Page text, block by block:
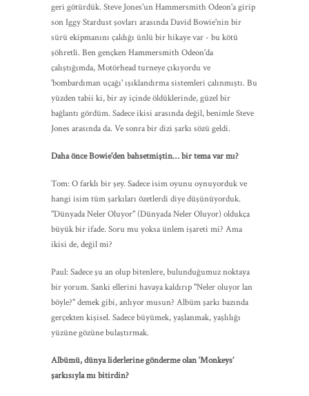
geri götürdük. Steve Jones'un Hammersmith Odeon'a girip
son Iggy Stardust şovları arasında David Bowie'nin bir
sürü ekipmanını çaldığı ünlü bir hikaye var - bu kötü
şöhretli. Ben gençken Hammersmith Odeon'da
çalıştığımda, Motörhead turneye çıkıyordu ve
'bombardıman uçağı' ışıklandırma sistemleri çalınmıştı. Bu
yüzden tabii ki, bir ay içinde öldüklerinde, güzel bir
bağlantı gördüm. Sadece ikisi arasında değil, benimle Steve
Jones arasında da. Ve sonra bir dizi şarkı sözü geldi.
Daha önce Bowie'den bahsetmiştin… bir tema var mı?
Tom: O farklı bir şey. Sadece isim oyunu oynuyorduk ve
hangi isim tüm şarkıları özetlerdi diye düşünüyorduk.
"Dünyada Neler Oluyor" (Dünyada Neler Oluyor) oldukça
büyük bir ifade. Soru mu yoksa ünlem işareti mi? Ama
ikisi de, değil mi?
Paul: Sadece şu an olup bitenlere, bulunduğumuz noktaya
bir yorum. Sanki ellerini havaya kaldırıp "Neler oluyor lan
böyle?" demek gibi, anlıyor musun? Albüm şarkı bazında
gerçekten kişisel. Sadece büyümek, yaşlanmak, yaşlılığı
yüzüne gözüne bulaştırmak.
Albümü, dünya liderlerine gönderme olan ‘Monkeys’
şarkısıyla mı bitirdin?